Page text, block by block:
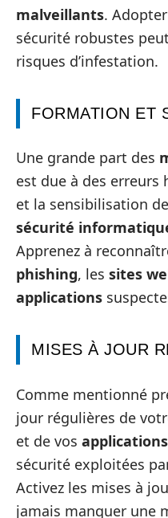
malveillants.
sécurité robustes
risques d’infestation.
FORMATION ET
Une grande part des
est due à des erreurs
et la sensibilisation
sécurité
Apprenez à
phishing, les sites
applications
MISES À JOUR
Comme mentionné
jour régulières de
et de vos applications
sécurité exploitées
Activez les mises à
jamais manquer une